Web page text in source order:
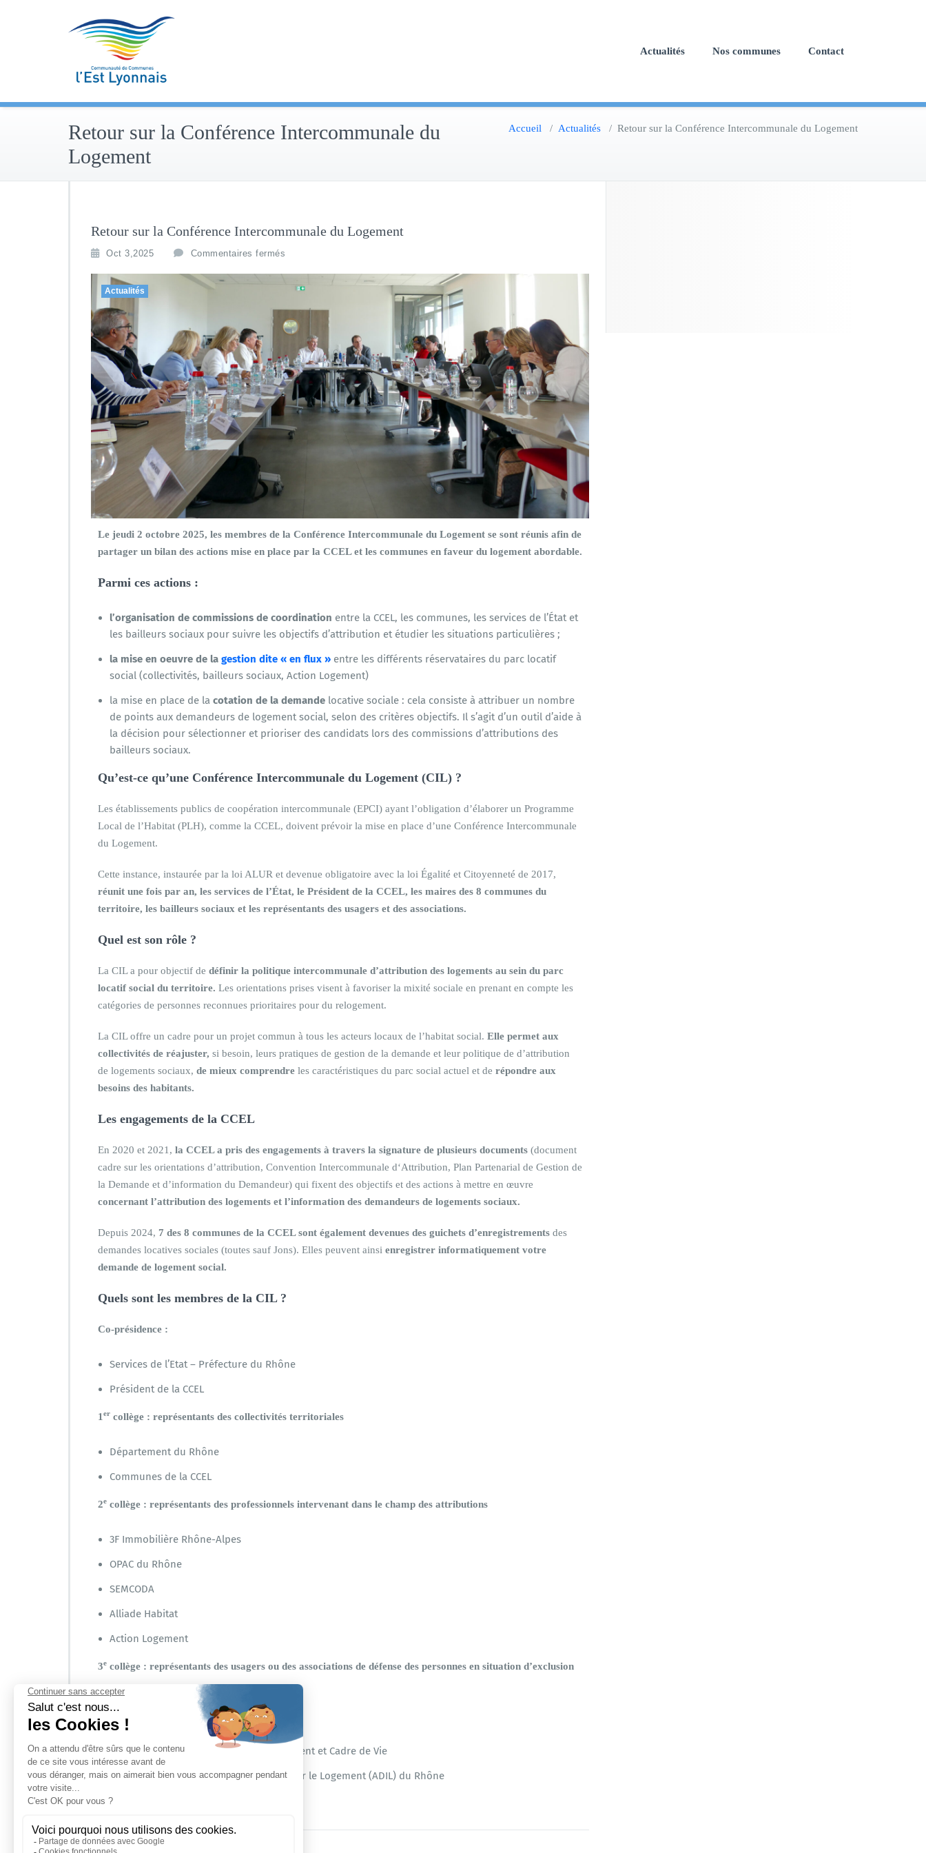
Actualités Nos communes Contact
Retour sur la Conférence Intercommunale du
Logement
Accueil / Actualités / Retour sur la Conférence Intercommunale du Logement
Retour sur la Conférence Intercommunale du Logement
Oct 3,2025 Commentaires fermés
Actualités
Le jeudi 2 octobre 2025, les membres de la Conférence Intercommunale du Logement se sont réunis afin de
partager un bilan des actions mise en place par la CCEL et les communes en faveur du logement abordable.
Parmi ces actions :
l’organisation de commissions de coordination entre la CCEL, les communes, les services de l’État et
les bailleurs sociaux pour suivre les objectifs d’attribution et étudier les situations particulières ;
la mise en oeuvre de la gestion dite « en flux » entre les différents réservataires du parc locatif
social (collectivités, bailleurs sociaux, Action Logement)
la mise en place de la cotation de la demande locative sociale : cela consiste à attribuer un nombre
de points aux demandeurs de logement social, selon des critères objectifs. Il s’agit d’un outil d’aide à
la décision pour sélectionner et prioriser des candidats lors des commissions d’attributions des
bailleurs sociaux.
Qu’est-ce qu’une Conférence Intercommunale du Logement (CIL) ?
Les établissements publics de coopération intercommunale (EPCI) ayant l’obligation d’élaborer un Programme
Local de l’Habitat (PLH), comme la CCEL, doivent prévoir la mise en place d’une Conférence Intercommunale
du Logement.
Cette instance, instaurée par la loi ALUR et devenue obligatoire avec la loi Égalité et Citoyenneté de 2017,
réunit une fois par an, les services de l’État, le Président de la CCEL, les maires des 8 communes du
territoire, les bailleurs sociaux et les représentants des usagers et des associations.
Quel est son rôle ?
La CIL a pour objectif de définir la politique intercommunale d’attribution des logements au sein du parc
locatif social du territoire. Les orientations prises visent à favoriser la mixité sociale en prenant en compte les
catégories de personnes reconnues prioritaires pour du relogement.
La CIL offre un cadre pour un projet commun à tous les acteurs locaux de l’habitat social. Elle permet aux
collectivités de réajuster, si besoin, leurs pratiques de gestion de la demande et leur politique de d’attribution
de logements sociaux, de mieux comprendre les caractéristiques du parc social actuel et de répondre aux
besoins des habitants.
Les engagements de la CCEL
En 2020 et 2021, la CCEL a pris des engagements à travers la signature de plusieurs documents (document
cadre sur les orientations d’attribution, Convention Intercommunale d‘Attribution, Plan Partenarial de Gestion de
la Demande et d’information du Demandeur) qui fixent des objectifs et des actions à mettre en œuvre
concernant l’attribution des logements et l’information des demandeurs de logements sociaux.
Depuis 2024, 7 des 8 communes de la CCEL sont également devenues des guichets d’enregistrements des
demandes locatives sociales (toutes sauf Jons). Elles peuvent ainsi enregistrer informatiquement votre
demande de logement social.
Quels sont les membres de la CIL ?
Co-présidence :
Services de l’Etat – Préfecture du Rhône
Président de la CCEL
1 er collège : représentants des collectivités territoriales
Département du Rhône
Communes de la CCEL
2e collège : représentants des professionnels intervenant dans le champ des attributions
3F Immobilière Rhône-Alpes
OPAC du Rhône
SEMCODA
Alliade Habitat
Action Logement
3e collège : représentants des usagers ou des associations de défense des personnes en situation d’exclusion
Confédération Nationale du Logement
Union Territoriale Consommation Logement et Cadre de Vie
Agence Départementale d’Information sur le Logement (ADIL) du Rhône